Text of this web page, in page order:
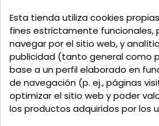
Esta tienda utiliza cookies
fines estrictamente funcionales,
navegar por el sitio web, y
publicidad (tanto general como
base a un perfil elaborado en
de navegación (p. ej., páginas
optimizar el sitio web y poder
los productos adquiridos por los